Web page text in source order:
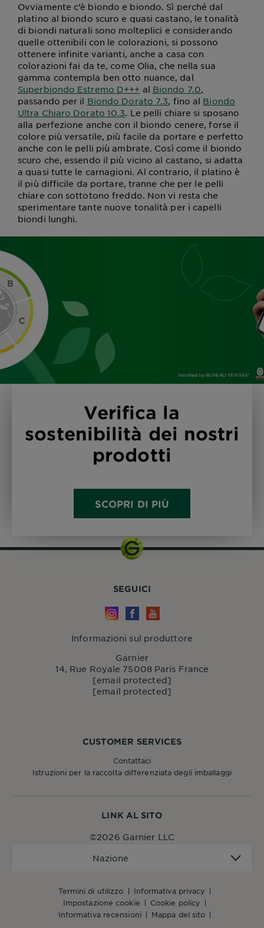
Ovviamente c’è biondo e biondo. Sì perché dal
platino al biondo scuro e quasi castano, le tonalità
di biondi naturali sono molteplici e considerando
quelle ottenibili con le colorazioni, si possono
ottenere infinite varianti, anche a casa con
colorazioni fai da te, come Olia, che nella sua
gamma contempla ben otto nuance, dal
Superbiondo Estremo D+++ al Biondo 7.0,
passando per il Biondo Dorato 7.3, fino al Biondo
Ultra Chiaro Dorato 10.3. Le pelli chiare si sposano
alla perfezione anche con il biondo cenere, forse il
colore più versatile, più facile da portare e perfetto
anche con le pelli più ambrate. Così come il biondo
scuro che, essendo il più vicino al castano, si adatta
a quasi tutte le carnagioni. Al contrario, il platino è
il più difficile da portare, tranne che per le pelli
chiare con sottotono freddo. Non vi resta che
sperimentare tante nuove tonalità per i capelli
biondi lunghi.
Verifica la
sostenibilità dei nostri
prodotti
SCOPRI DI PIÙ
LINK AL SITO
termini di utilizzo
informativa privacy
impostazione cookie
cookie policy
informativa recensioni
mappa del sito
Nazione
©2026 Garnier LLC
CUSTOMER SERVICES
Contattaci
Istruzioni per la raccolta differenziata degli imballaggi
SEGUICI
Informazioni sul produttore
Garnier
14, Rue Royale 75008 Paris France
[email protected]
[email protected]